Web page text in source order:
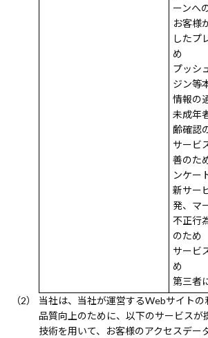
ーンへ
お客様
したプ
め
プッシ
ジン等
情報の
未成年
齢確認
サービ
善のた
ンケー
新サー
発、マ
不正行
のため
サービ
め
第三者
当社は、当社が運営するWebサイト
品質向上のために、以下のサービスが
技術を用いて、お客様のアクセスデー